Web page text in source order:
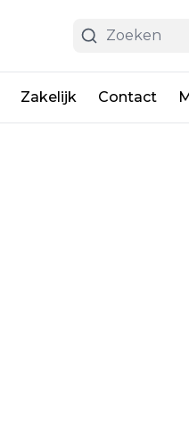
Zakelijk Contact